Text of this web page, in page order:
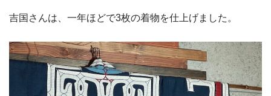
吉国さんは、一年ほどで3枚の着物を仕上げました。